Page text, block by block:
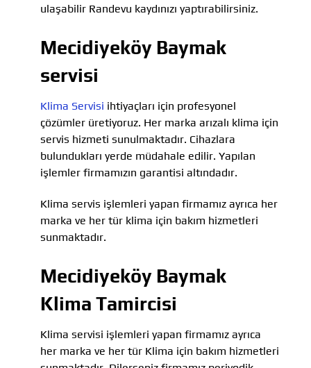
ulaşabilir Randevu kaydınızı yaptırabilirsiniz.
Mecidiyeköy Baymak
servisi
Klima Servisi ihtiyaçları için profesyonel
çözümler üretiyoruz. Her marka arızalı klima için
servis hizmeti sunulmaktadır. Cihazlara
bulundukları yerde müdahale edilir. Yapılan
işlemler firmamızın garantisi altındadır.
Klima servis işlemleri yapan firmamız ayrıca her
marka ve her tür klima için bakım hizmetleri
sunmaktadır.
Mecidiyeköy Baymak
Klima Tamircisi
Klima servisi işlemleri yapan firmamız ayrıca
her marka ve her tür Klima için bakım hizmetleri